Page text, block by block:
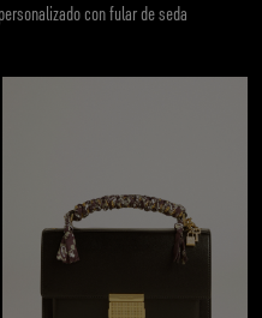
con fular de seda